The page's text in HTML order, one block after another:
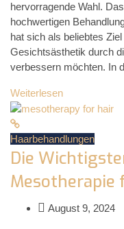
hervorragende Wahl.
hochwertigen
hat sich als beliebtes
Gesichtsästhetik durch
verbessern möchten. In
Weiterlesen
Haarbehandlungen
Die
Mesotherapie
August 9, 2024